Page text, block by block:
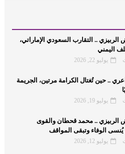
.. التقارب السعودي الإماراتي،
يوليو 22, 2026
حين تُغتال الكرامة مرتين، الجريمة
يوليو 19, 2026
.. محمد قحطان والقوى
الوفاء وتبقى المواقف
يوليو 12, 2026